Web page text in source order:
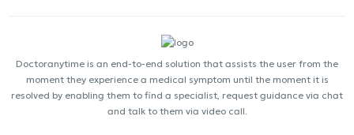
Doctoranytime is an end-to-end solution that assists the user from the
moment they experience a medical symptom until the moment it is
resolved by enabling them to find a specialist, request guidance via chat
and talk to them via video call.